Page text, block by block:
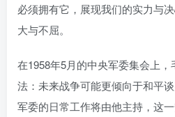
必须拥有它，展现我们的实力与
大与不屈。
在1958年5月的中央军委集会上
法：未来战争可能更倾向于和平
军委的日常工作将由他主持，这一